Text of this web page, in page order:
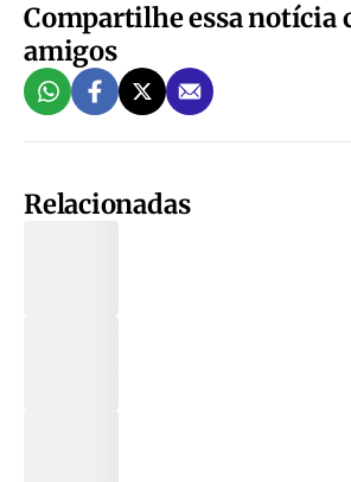
Compartilhe essa notícia
amigos
Relacionadas